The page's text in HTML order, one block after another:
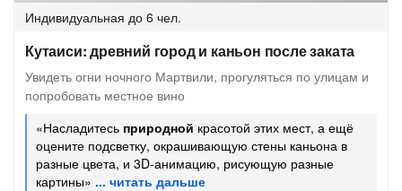
Индивидуальная до 6 чел.
Кутаиси: древний город и каньон после заката
Увидеть огни ночного Мартвили, прогуляться по улицам и
попробовать местное вино
«Насладитесь природной красотой этих мест, а ещё
оцените подсветку, окрашивающую стены каньона в
разные цвета, и 3D-анимацию, рисующую разные
картины»